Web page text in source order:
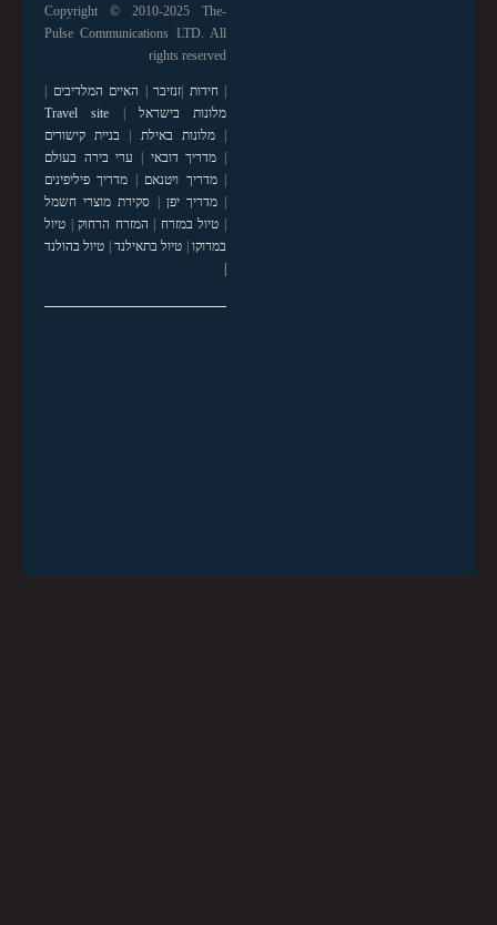
Copyright © 2010-2025 The-
Pulse Communications LTD. All
rights reserved
|חידות זנזיבר האיים המלדיבים
מלונות בישראל
Travel site
|מלונות באילת
בניית קישורים
מדריך דובאי
ערי בירה בעולם
|מדריך ויטנאם
מדריך פיליפינים
|מדריך יפן
סקירת מוצרי חשמל
טיול במזרח המזרח הרחוק| טיול
במרוקו| טיול בתאילנד| טיול בהולנד